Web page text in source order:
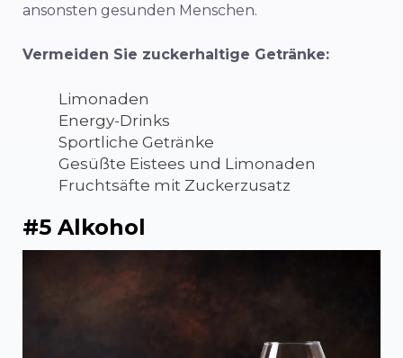
ansonsten gesunden Menschen.
Vermeiden Sie zuckerhaltige Getränke:
Limonaden
Energy-Drinks
Sportliche Getränke
Gesüßte Eistees und Limonaden
Fruchtsäfte mit Zuckerzusatz
#5 Alkohol